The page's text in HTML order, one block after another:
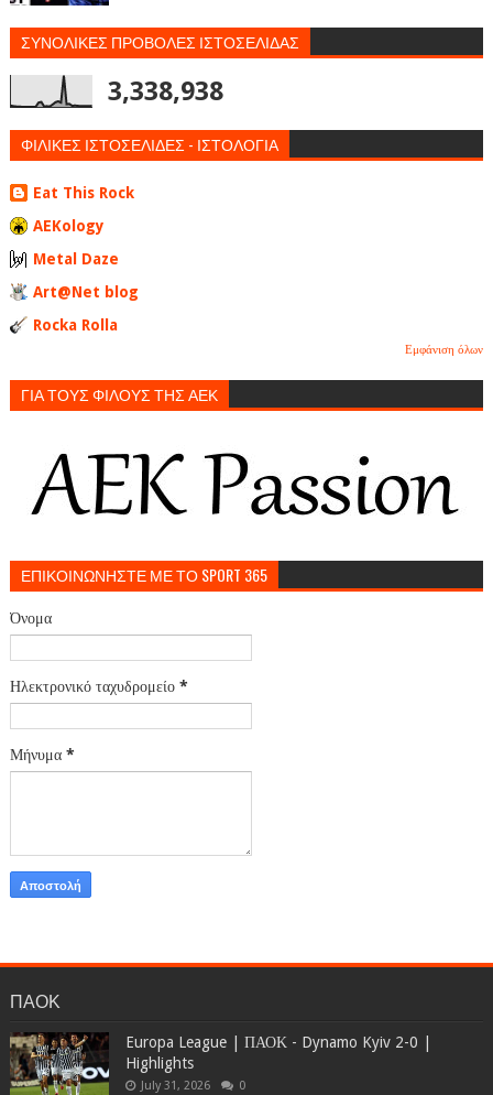
ΣΥΝΟΛΙΚΕΣ ΠΡΟΒΟΛΕΣ ΙΣΤΟΣΕΛΙΔΑΣ
3,338,938
ΦΙΛΙΚΕΣ ΙΣΤΟΣΕΛΙΔΕΣ - ΙΣΤΟΛΟΓΙΑ
Eat This Rock
AEKology
Metal Daze
Art@Net blog
Rocka Rolla
Εμφάνιση όλων
ΓΙΑ ΤΟΥΣ ΦΙΛΟΥΣ ΤΗΣ ΑΕΚ
ΕΠΙΚΟΙΝΩΝΗΣΤΕ ΜΕ ΤΟ SPORT 365
Όνομα
Ηλεκτρονικό ταχυδρομείο *
Μήνυμα *
ΠΑΟΚ
Europa League | ΠΑΟΚ - Dynamo Kyiv 2-0 |
Highlights
July 31, 2026 0